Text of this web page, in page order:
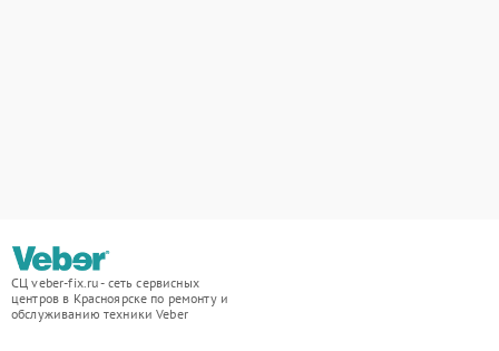
СЦ veber-fix.ru - сеть сервисных
центров в Красноярске по ремонту и
обслуживанию техники Veber